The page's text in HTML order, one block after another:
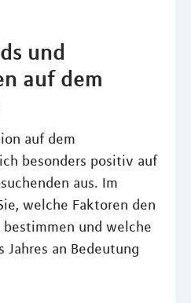
und
auf dem
auf dem
besonders positiv auf
aus. Im
welche Faktoren den
und welche
Jahres an Bedeutung